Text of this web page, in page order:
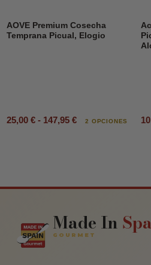
AOVE Premium Cosecha
Temprana Picual, Elogio
25,00 € - 147,95 € 2 OPCIONES
Made In
GOURMET